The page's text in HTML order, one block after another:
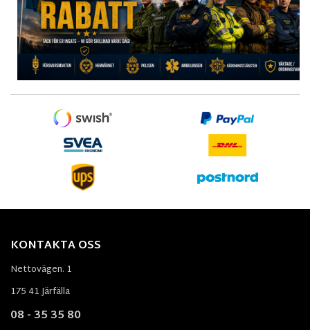
KONTAKTA OSS
Nettovägen. 1
175 41 Järfälla
08 - 35 35 80